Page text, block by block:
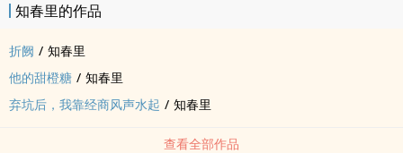
知春里的作品
折阙 / 知春里
他的甜橙糖 / 知春里
弃坑后，我靠经商风声水起 / 知春里
查看全部作品